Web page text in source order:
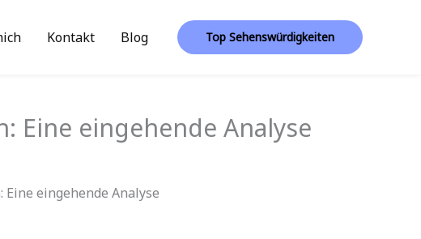
Kontakt Blog Top Sehenswürdigkeiten
Eine eingehende Analyse
eingehende Analyse